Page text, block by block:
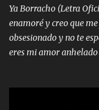
tumbaron prisionero
que estaban muy
enfiesto me gusta vivir
responsable hay
me cuida de las
Ya Borracho (Letra
enamoré y creo que
obsesionado y no te
eres mi amor anhelado